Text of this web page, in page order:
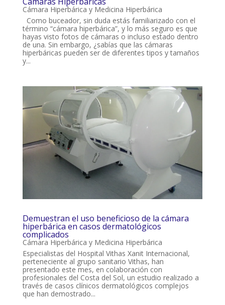
Cámara Hiperbárica y Medicina Hiperbárica
Como buceador, sin duda estás familiarizado con el
término “cámara hiperbárica”, y lo más seguro es que
hayas visto fotos de cámaras o incluso estado dentro
de una. Sin embargo, ¿sabías que las cámaras
hiperbáricas pueden ser de diferentes tipos y tamaños
y...
Demuestran el uso beneficioso de la cámara
hiperbárica en casos dermatológicos
complicados
Cámara Hiperbárica y Medicina Hiperbárica
Especialistas del Hospital Vithas Xanit Internacional,
perteneciente al grupo sanitario Vithas, han
presentado este mes, en colaboración con
profesionales del Costa del Sol, un estudio realizado a
través de casos clínicos dermatológicos complejos
que han demostrado...